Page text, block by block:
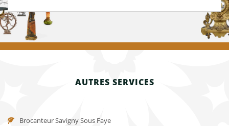
AUTRES SERVICES
Brocanteur Savigny Sous Faye